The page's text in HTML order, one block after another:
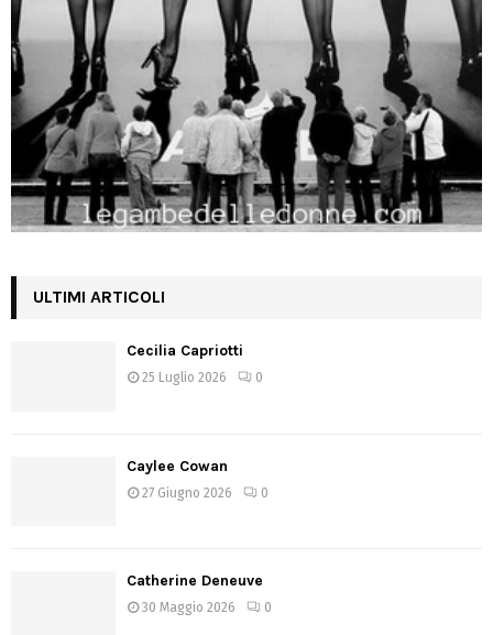
ULTIMI ARTICOLI
Cecilia Capriotti
25 Luglio 2026 0
Caylee Cowan
27 Giugno 2026 0
Catherine Deneuve
30 Maggio 2026 0